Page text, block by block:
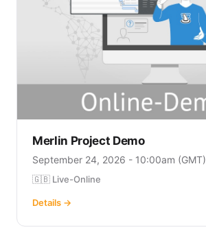
Merlin Project Demo
September 24, 2026 - 10:00am (GMT)
🇬🇧 Live-Online
Details →